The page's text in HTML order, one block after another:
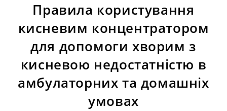
Правила користування
кисневим концентратором
для допомоги хворим з
кисневою недостатністю в
амбулаторних та домашніх
умовах